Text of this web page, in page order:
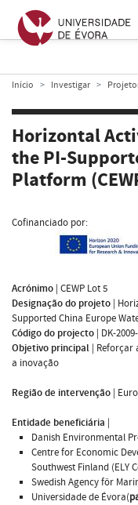
Início Investigar
Horizontal
the PI-
Platform
Cofinanciado por:
Acrónimo | CEWP Lot 5
Designação do projeto |
Supported China Europe
Código do projecto | DK-
Objetivo principal | Reforçar
a inovação
Região de intervenção |
Entidade beneficiária |
Danish Environmental
Centre for Economic
Southwest Finland (ELY
Swedish Agency för
Universidade de Évora(